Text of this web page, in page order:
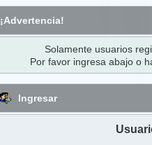
¡Advertencia!
Solamente usuarios
Por favor ingresa abajo o
Ingresar